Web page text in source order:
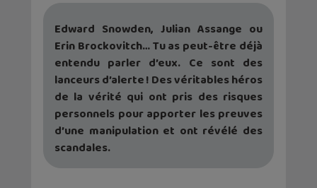
Edward Snowden, Julian Assange ou
Erin Brockovitch… Tu as peut-être déjà
entendu parler d’eux. Ce sont des
lanceurs d’alerte ! Des véritables héros
de la vérité qui ont pris des risques
personnels pour apporter les preuves
d’une manipulation et ont révélé des
scandales.